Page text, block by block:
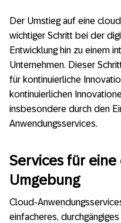
Der Umstieg auf eine
wichtiger Schritt bei der
Entwicklung hin zu einem
Unternehmen. Dieser
für kontinuierliche
kontinuierlichen
insbesondere durch den
Anwendungsservices.
Services für eine
Umgebung
Cloud-
einfacheres,